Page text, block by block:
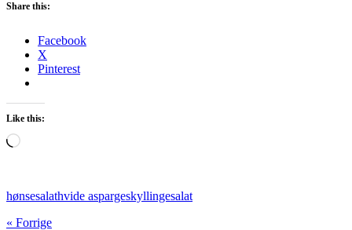
Share this:
Facebook
X
Pinterest
Like this:
Loading…
hønsesalathvide aspargeskyllingesalat
« Forrige